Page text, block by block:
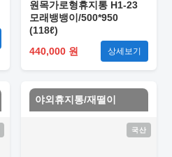
원목가로형휴지통 H1-23
모래뱅뱅이/500*950
(118ℓ)
440,000 원
상세보기
야외휴지통/재떨이
국산